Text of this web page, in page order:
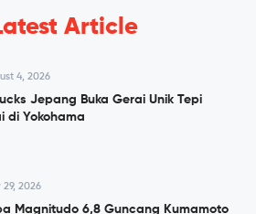
Article
4, 2026
Jepang Buka Gerai Unik Tepi
di Yokohama
29, 2026
Magnitudo 6,8 Guncang Kumamoto